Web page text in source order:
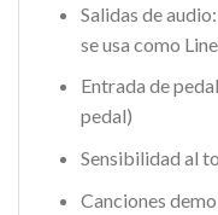
Salidas de
se usa como
Entrada de
pedal)
Sensibilidad al
Canciones